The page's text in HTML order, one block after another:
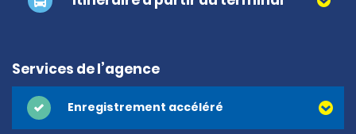
Services de l’agence
Enregistrement accéléré